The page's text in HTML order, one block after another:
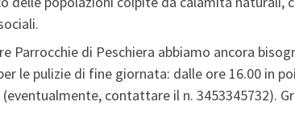
Parrocchie di Peschiera abbiamo ancora
le pulizie di fine giornata: dalle ore 16.00 in
contattare il n. 3453345732).